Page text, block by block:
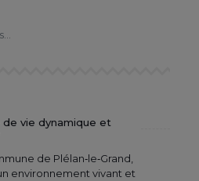
de vie dynamique et
de Plélan‑le‑Grand,
environnement vivant et